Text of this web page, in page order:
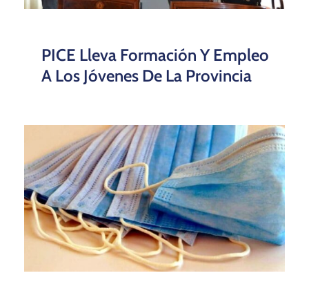
PICE Lleva Formación Y Empleo
A Los Jóvenes De La Provincia